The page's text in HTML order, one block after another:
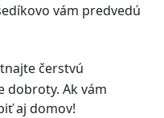
vám predvedú
čerstvú
dobroty. Ak vám
aj domov!